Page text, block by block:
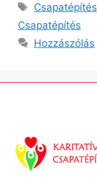
Csapatépítés
Csapatépítés
Hozzászólás